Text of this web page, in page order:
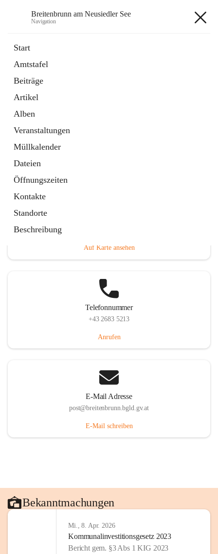
Breitenbrunn am Neusiedler See
Navigation
Start
Amtstafel
Beiträge
Artikel
Alben
Veranstaltungen
Müllkalender
Dateien
Öffnungszeiten
Kontakte
Standorte
Beschreibung
18 Schnellzugriffe
Gemeindeservice
Auf Karte ansehen
Telefonnummer
+43 2683 5213
Anrufen
E-Mail Adresse
post@breitenbrunn.bgld.gv.at
E-Mail schreiben
Bekanntmachungen
Mi., 8. Apr. 2026
Kommunalinvestitionsgesetz 2023
Bericht gem. §3 Abs 1 KIG 2023